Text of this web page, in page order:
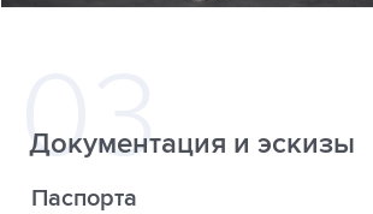
Документация и эскизы
Паспорта